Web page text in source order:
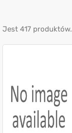
Jest 417 produktów.